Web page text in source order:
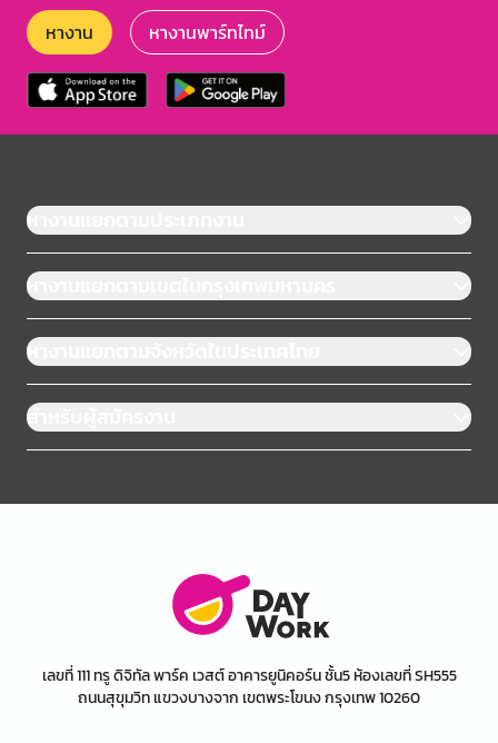
หางาน หางานพาร์ทไทม์
หางานแยกตามประเภทงาน
หางานแยกตามเขตในกรุงเทพมหานคร
หางานแยกตามจังหวัดในประเทศไทย
สำหรับผู้สมัครงาน
เลขที่ 111 ทรู ดิจิทัล พาร์ค เวสต์ อาคารยูนิคอร์น ชั้น5 ห้องเลขที่ SH555
ถนนสุขุมวิท แขวงบางจาก เขตพระโขนง กรุงเทพ 10260